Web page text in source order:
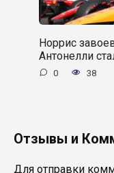
Норрис
Антонелли
0 38
Отзывы и
Для отправки